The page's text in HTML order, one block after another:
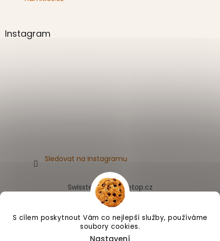
S cílem poskytnout Vám co nejlepší služby, používáme
soubory cookies.
Nastavení
Instagram
Sledovat na Instagramu
Swissten.eu Appletop.cz
Vytvořil Shoptet